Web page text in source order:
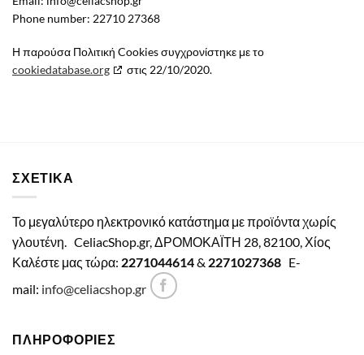
Phone number: 22710 27368
Η παρούσα Πολιτική Cookies συγχρονίστηκε με το
cookiedatabase.org
στις 22/10/2020.
ΣΧΕΤΙΚΑ
Το μεγαλύτερο ηλεκτρονικό κατάστημα με προϊόντα χωρίς
γλουτένη. CeliacShop.gr, ΔΡΟΜΟΚΑΪΤΗ 28, 82100, Χίος
Καλέστε μας τώρα: 2271044614& 2271027368 E-
mail: info@celiacshop.gr
ΠΛΗΡΟΦΟΡΙΕΣ